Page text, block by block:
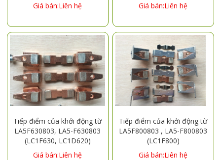
Giá bán:Liên hệ
Giá bán:Liên hệ
Tiếp điểm của khởi động từ
LA5F630803, LA5-F630803
(LC1F630, LC1D620)
Giá bán:Liên hệ
Tiếp điểm của khởi động từ
LA5F800803 , LA5-F800803
(LC1F800)
Giá bán:Liên hệ